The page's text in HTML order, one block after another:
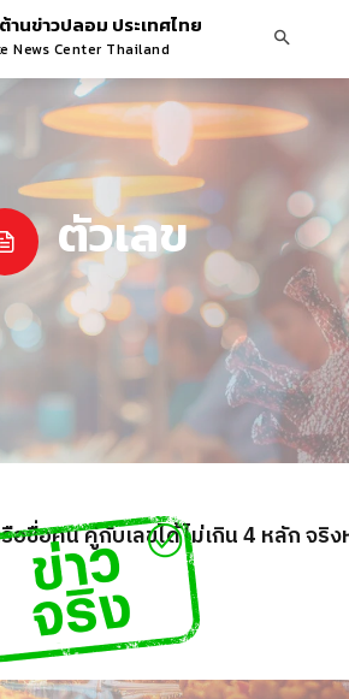
นข่าวปลอม ประเทศไทย
News Center Thailand
ตัวเลข
ชื่อคน คู่กับเลขได้ไม่เกิน 4 หลัก จริง